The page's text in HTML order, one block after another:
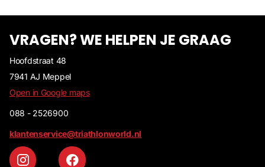
VRAGEN? WE HELPEN JE GRAAG
Hoofdstraat 48
7941 AJ Meppel
Open in Google maps
088 - 2526900
klantenservice@triathlonworld.nl